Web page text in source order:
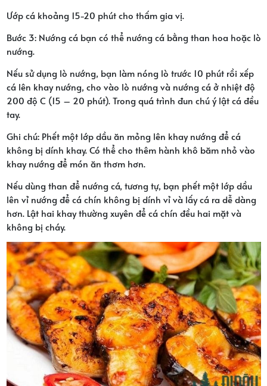
Ướp cá khoảng 15-20 phút cho thấm gia vị.
Bước 3: Nướng cá bạn có thể nướng cá bằng than hoa hoặc lò
nướng.
Nếu sử dụng lò nướng, bạn làm nóng lò trước 10 phút rồi xếp
cá lên khay nướng, cho vào lò nướng và nướng cá ở nhiệt độ
200 độ C (15 – 20 phút). Trong quá trình đun chú ý lật cá đều
tay.
Ghi chú: Phết một lớp dầu ăn mỏng lên khay nướng để cá
không bị dính khay. Có thể cho thêm hành khô băm nhỏ vào
khay nướng để món ăn thơm hơn.
Nếu dùng than để nướng cá, tương tự, bạn phết một lớp dầu
lên vỉ nướng để cá chín không bị dính vỉ và lấy cá ra dễ dàng
hơn. Lật hai khay thường xuyên để cá chín đều hai mặt và
không bị cháy.